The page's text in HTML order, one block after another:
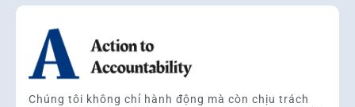
Chúng tôi không chỉ hành động mà còn chịu trách